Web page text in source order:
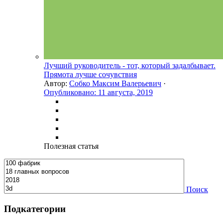
Лучший руководитель - тот, который задалбывает.
Прямота лучше сочувствия
Автор: Собко Максим Валерьевич ·
Опубликовано: 11 августа, 2019
Полезная статья
Поиск
Подкатегории